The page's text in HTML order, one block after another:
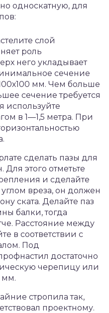
односкатную, для
слой
роль
него укладывает
сечение
мм. Чем больше
сечение требуется
используйте
в 1—1,5 метра. При
сделать пазы для
Для этого отметьте
и сделайте
вреза, он должен
ската. Делайте паз
балки, тогда
Расстояние между
в соответствии с
Под
достаточно
черепицу или
мм.
стропила так,
проектному.